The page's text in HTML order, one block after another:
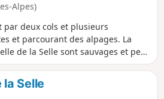
Alpes)
par deux cols et plusieurs
et parcourant des alpages. La
de la Selle sont sauvages et peu
sur les montagnes autour.
Selle